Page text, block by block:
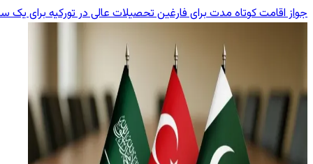
جواز اقامت کوتاه مدت برای فارغین تحصیلات عالی در تورکیه برای یک